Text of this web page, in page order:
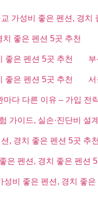
가성비 좋은 펜션, 경치
좋은 펜션 5곳 추천
좋은 펜션 5곳 추천
좋은 펜션 5곳 추천 서
마다 다른 이유 – 가입 전
가이드, 실손·진단비 설
, 경치 좋은 펜션 5곳 추천
은 펜션, 경치 좋은 펜션
비 좋은 펜션, 경치 좋은